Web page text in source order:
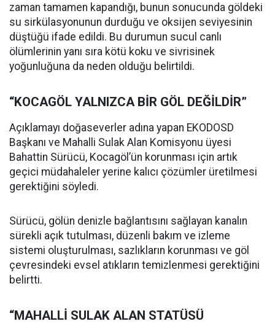
zaman tamamen kapandığı, bunun sonucunda göldeki
su sirkülasyonunun durduğu ve oksijen seviyesinin
düştüğü ifade edildi. Bu durumun sucul canlı
ölümlerinin yanı sıra kötü koku ve sivrisinek
yoğunluğuna da neden olduğu belirtildi.
“KOCAGÖL YALNIZCA BİR GÖL DEĞİLDİR”
Açıklamayı doğaseverler adına yapan EKODOSD
Başkanı ve Mahalli Sulak Alan Komisyonu üyesi
Bahattin Sürücü, Kocagöl’ün korunması için artık
geçici müdahaleler yerine kalıcı çözümler üretilmesi
gerektiğini söyledi.
Sürücü, gölün denizle bağlantısını sağlayan kanalın
sürekli açık tutulması, düzenli bakım ve izleme
sistemi oluşturulması, sazlıkların korunması ve göl
çevresindeki evsel atıkların temizlenmesi gerektiğini
belirtti.
“MAHALLİ SULAK ALAN STATÜSÜ